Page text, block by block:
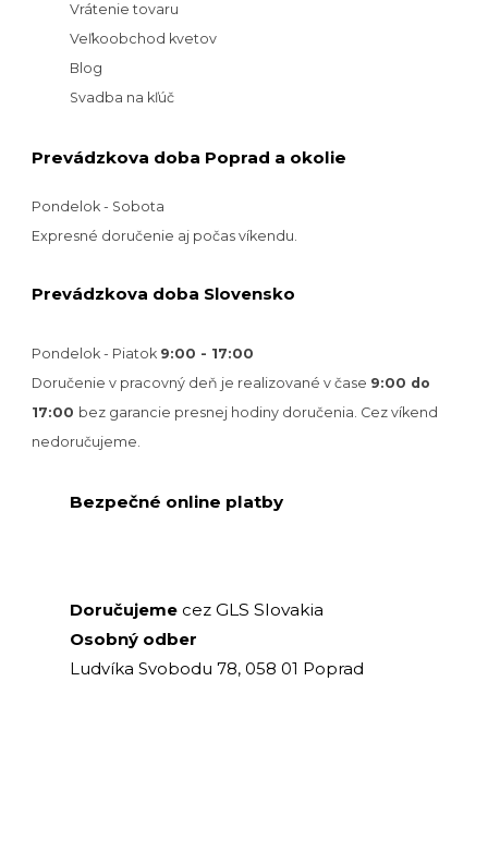
Vrátenie tovaru
Veľkoobchod kvetov
Blog
Svadba na kľúč
Prevádzkova doba Poprad a okolie
Pondelok - Sobota
Expresné doručenie aj počas víkendu.
Prevádzkova doba Slovensko
Pondelok - Piatok 9:00 - 17:00
Doručenie v pracovný deň je realizované v čase 9:00 do
17:00 bez garancie presnej hodiny doručenia. Cez víkend
nedoručujeme.
Bezpečné online platby
Doručujeme cez GLS Slovakia
Osobný odber
Ludvíka Svobodu 78, 058 01 Poprad